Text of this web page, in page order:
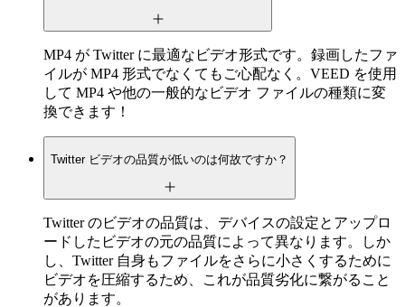
MP4 が Twitter に最適なビデオ形式です。録画したファ
イルが MP4 形式でなくてもご心配なく。VEED を使用
して MP4 や他の一般的なビデオ ファイルの種類に変
換できます！
Twitter ビデオの品質が低いのは何故ですか？
Twitter のビデオの品質は、デバイスの設定とアップロ
ードしたビデオの元の品質によって異なります。しか
し、Twitter 自身もファイルをさらに小さくするために
ビデオを圧縮するため、これが品質劣化に繋がること
があります。